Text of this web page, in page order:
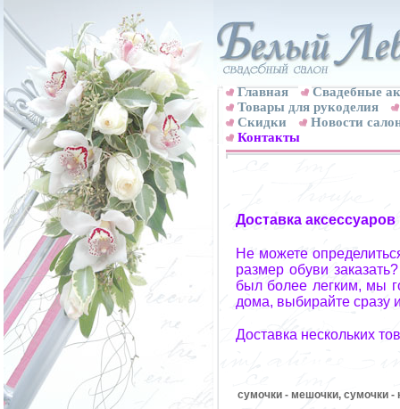
Главная
Свадебные
Товары для рукоделия
Скидки
Новости
Контакты
Доставка
Не можете
размер обуви
был более легким, мы
дома, выбирайте сразу
Доставка нескольких
сумочки - мешочки, сумочки -